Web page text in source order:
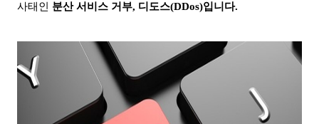
사태인 분산 서비스 거부, 디도스(DDos)입니다.